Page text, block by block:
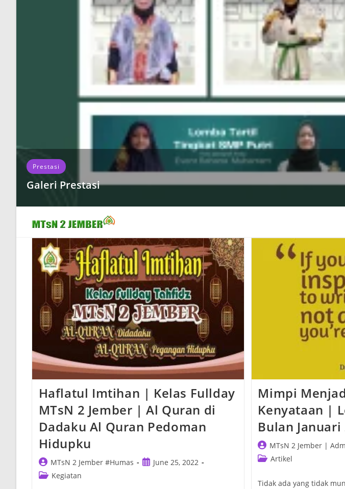
Prestasi
Galeri Prestasi
READ MORE
Haflatul Imtihan | Kelas Fullday
MTsN 2 Jember | Al Quran di
Dadaku Al Quran Pedoman
Hidupku
Post
author:
MTsN 2 Jember #Humas
PostJune 25, 2022
PostKegiatan
Mimpi
Kenyataan |
Bulan Januari
Post
author:
MTsN 2 Jember |
PostArtikel
Tidak ada yang tidak